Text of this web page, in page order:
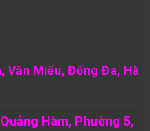
Văn Miếu, Đống Đa, Hà
Hàm, Phường 5,